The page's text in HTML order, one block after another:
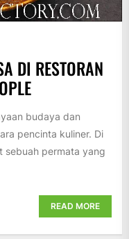
DI RESTORAN
budaya dan
pencinta kuliner. Di
sebuah permata yang
READ MORE